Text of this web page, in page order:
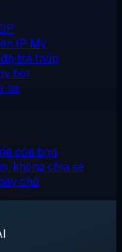
IP Mỹ
trễ thấp
bot
xa
của bạn
không chia sẻ
chủ